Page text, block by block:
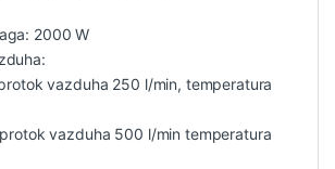
2000 W
vazduha 250 l/min, temperatura
vazduha 500 l/min temperatura